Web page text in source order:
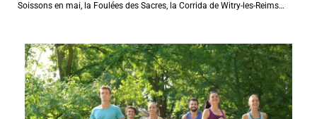
Soissons en mai, la Foulées des Sacres, la Corrida de Witry-les-Reims…